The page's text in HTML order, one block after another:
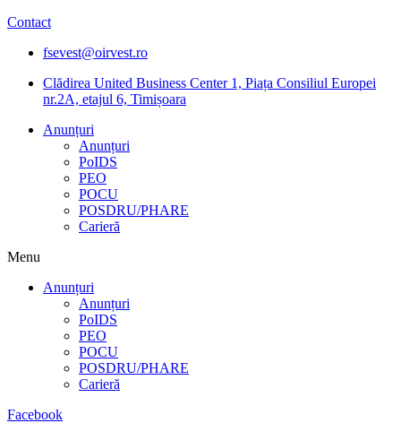
Contact
fsevest@oirvest.ro
Clădirea United Business Center 1, Piața Consiliul Europei
nr.2A, etajul 6, Timișoara
Anunțuri
Anunțuri
PoIDS
PEO
POCU
POSDRU/PHARE
Carieră
Menu
Anunțuri
Anunțuri
PoIDS
PEO
POCU
POSDRU/PHARE
Carieră
Facebook